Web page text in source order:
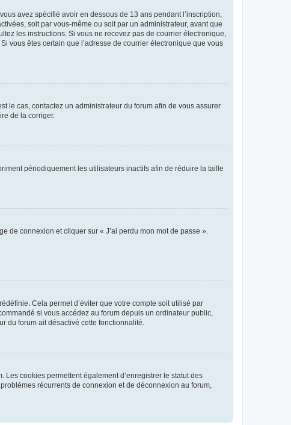
avez spécifié avoir en dessous de 13 ans pendant l’inscription,
soit par vous-même ou soit par un administrateur, avant que
les instructions. Si vous ne recevez pas de courrier électronique,
vous êtes certain que l’adresse de courrier électronique que vous
le cas, contactez un administrateur du forum afin de vous assurer
de la corriger.
périodiquement les utilisateurs inactifs afin de réduire la taille
de connexion et cliquer sur « J’ai perdu mon mot de passe ».
Cela permet d’éviter que votre compte soit utilisé par
si vous accédez au forum depuis un ordinateur public,
du forum ait désactivé cette fonctionnalité.
cookies permettent également d’enregistrer le statut des
récurrents de connexion et de déconnexion au forum,